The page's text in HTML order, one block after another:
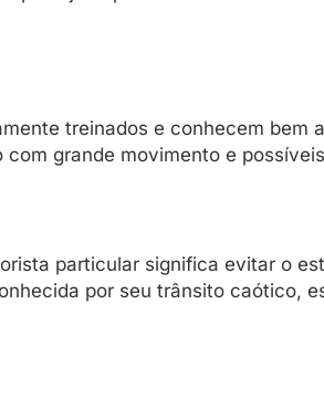
treinados e conhecem bem
grande movimento e
particular significa evitar o
por seu trânsito caótico,